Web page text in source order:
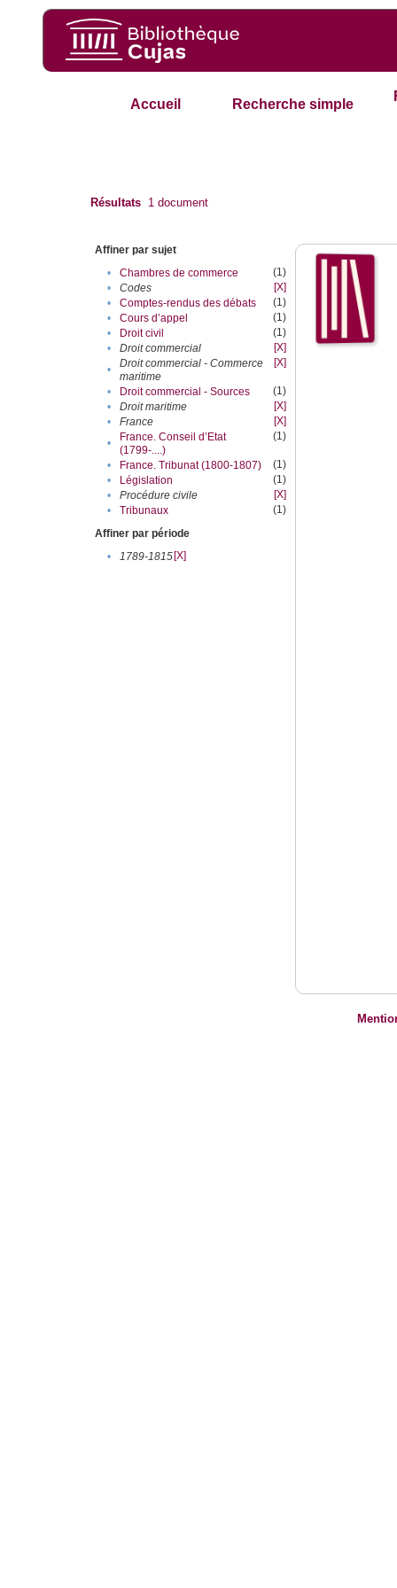
Accueil Recherche simple
Résultats 1 document
Affiner par sujet
•
Chambres de commerce
(1)
•
Codes
[X]
•
Comptes-rendus des débats
(1)
•
Cours d’appel
(1)
•
Droit civil
(1)
•
Droit commercial
[X]
•
Droit commercial - Commerce
maritime
[X]
• Droit commercial - Sources
(1)
•
Droit maritime
[X]
•
France
[X]
•
France. Conseil d’Etat
(1799-....)
(1)
• France. Tribunat (1800-1807)
(1)
•
Législation
(1)
•
Procédure civile
[X]
•
Tribunaux
(1)
Affiner par période
•
1789-1815[X]